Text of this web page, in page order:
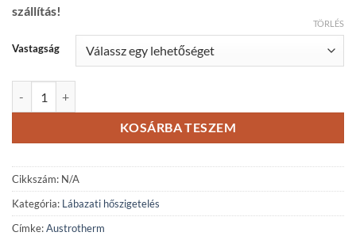
szállítás!
Vastagság
TÖRLÉS
KOSÁRBA TESZEM
Cikkszám: N/A
Kategória: Lábazati hőszigetelés
Címke:Austrotherm